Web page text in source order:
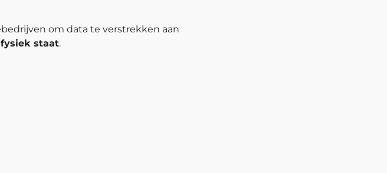
om data te verstrekken aan
staat.